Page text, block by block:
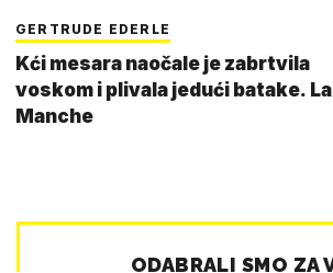
GERTRUDE EDERLE
Kći mesara naočale je zabrtvila
voskom i plivala jedući batake. La
Manche